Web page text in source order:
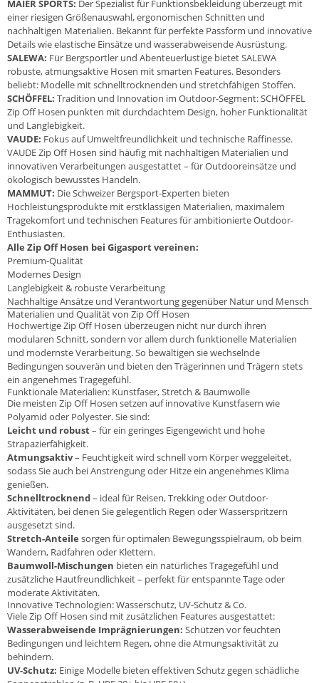
MAIER SPORTS: Der Spezialist für Funktionsbekleidung überzeugt mit
einer riesigen Größenauswahl, ergonomischen Schnitten und
nachhaltigen Materialien. Bekannt für perfekte Passform und innovative
Details wie elastische Einsätze und wasserabweisende Ausrüstung.
SALEWA: Für Bergsportler und Abenteuerlustige bietet SALEWA
robuste, atmungsaktive Hosen mit smarten Features. Besonders
beliebt: Modelle mit schnelltrocknenden und stretchfähigen Stoffen.
SCHÖFFEL: Tradition und Innovation im Outdoor-Segment: SCHÖFFEL
Zip Off Hosen punkten mit durchdachtem Design, hoher Funktionalität
und Langlebigkeit.
VAUDE: Fokus auf Umweltfreundlichkeit und technische Raffinesse.
VAUDE Zip Off Hosen sind häufig mit nachhaltigen Materialien und
innovativen Verarbeitungen ausgestattet – für Outdooreinsätze und
ökologisch bewusstes Handeln.
MAMMUT: Die Schweizer Bergsport-Experten bieten
Hochleistungsprodukte mit erstklassigen Materialien, maximalem
Tragekomfort und technischen Features für ambitionierte Outdoor-
Enthusiasten.
Alle Zip Off Hosen bei Gigasport vereinen:
Premium-Qualität
Modernes Design
Langlebigkeit & robuste Verarbeitung
Nachhaltige Ansätze und Verantwortung gegenüber Natur und Mensch
Materialien und Qualität von Zip Off Hosen
Hochwertige Zip Off Hosen überzeugen nicht nur durch ihren
modularen Schnitt, sondern vor allem durch funktionelle Materialien
und modernste Verarbeitung. So bewältigen sie wechselnde
Bedingungen souverän und bieten den Trägerinnen und Trägern stets
ein angenehmes Tragegefühl.
Funktionale Materialien: Kunstfaser, Stretch & Baumwolle
Die meisten Zip Off Hosen setzen auf innovative Kunstfasern wie
Polyamid oder Polyester. Sie sind:
Leicht und robust– für ein geringes Eigengewicht und hohe
Strapazierfähigkeit.
Atmungsaktiv– Feuchtigkeit wird schnell vom Körper weggeleitet,
sodass Sie auch bei Anstrengung oder Hitze ein angenehmes Klima
genießen.
Schnelltrocknend– ideal für Reisen, Trekking oder Outdoor-
Aktivitäten, bei denen Sie gelegentlich Regen oder Wasserspritzern
ausgesetzt sind.
Stretch-Anteile sorgen für optimalen Bewegungsspielraum, ob beim
Wandern, Radfahren oder Klettern.
Baumwoll-Mischungen bieten ein natürliches Tragegefühl und
zusätzliche Hautfreundlichkeit – perfekt für entspannte Tage oder
moderate Aktivitäten.
Innovative Technologien: Wasserschutz, UV-Schutz & Co.
Viele Zip Off Hosen sind mit zusätzlichen Features ausgestattet:
Wasserabweisende Imprägnierungen: Schützen vor feuchten
Bedingungen und leichtem Regen, ohne die Atmungsaktivität zu
behindern.
UV-Schutz: Einige Modelle bieten effektiven Schutz gegen schädliche